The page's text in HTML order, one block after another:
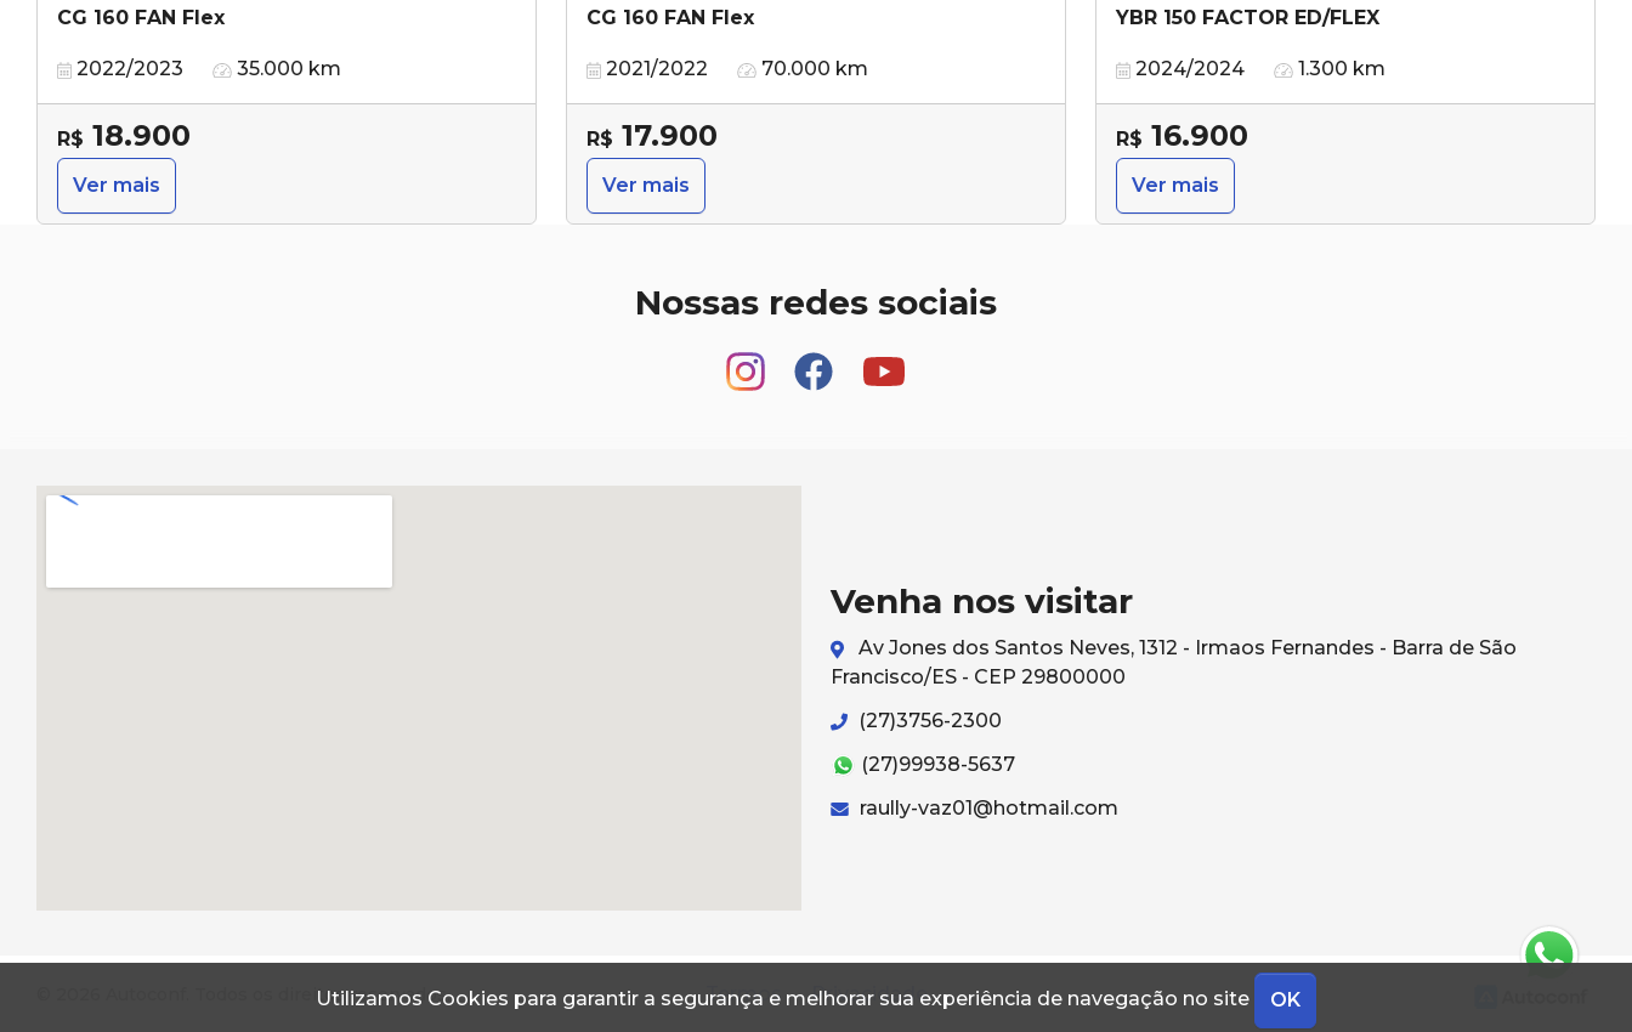
Utilizamos Cookies para garantir a segurança e melhorar sua experiência de navegação no site OK
CG 160 FAN Flex
2022/2023 35.000 km
R$ 18.900
Ver mais
CG 160 FAN Flex
2021/2022 70.000 km
R$ 17.900
Ver mais
YBR 150 FACTOR ED/FLEX
2024/2024 1.300 km
R$ 16.900
Ver mais
Nossas redes sociais
Venha nos visitar
Av Jones dos Santos Neves, 1312 - Irmaos Fernandes - Barra de São
Francisco/ES - CEP 29800000
(27)3756-2300
(27)99938-5637
raully-vaz01@hotmail.com
© 2026 Autoconf. Todos os direitos reservados. Termos Privacidade